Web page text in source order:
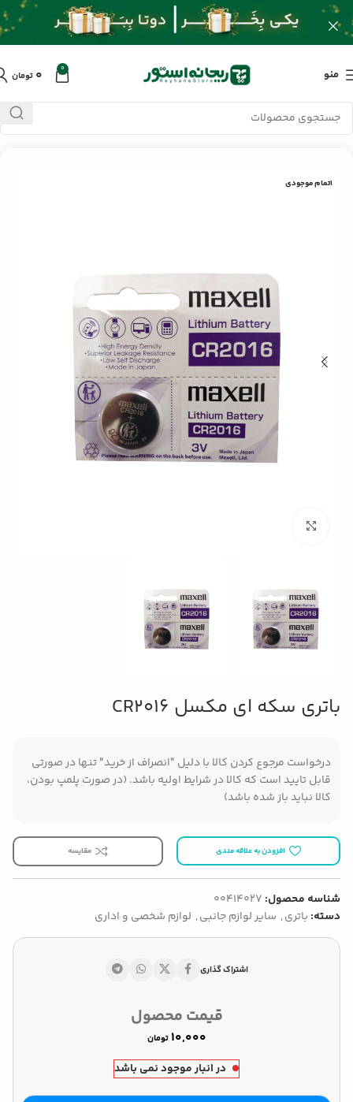
منو 0 ۰ تومان
خانه/محصولات/سایر لوازم جانبی/باتری سکه ای مکسل CR2016
اتمام موجودی
باتری سکه ای مکسل CR2016
درخواست مرجوع کردن کالا با دلیل "انصراف از خرید" تنها در صورتی
قابل تایید است که کالا در شرایط اولیه باشد. (در صورت پلمپ بودن،
کالا نباید باز شده باشد)
افزودن به علاقه مندی مقایسه
شناسه محصول: 00414027
دسته: باتری, سایر لوازم جانبی, لوازم شخصی و اداری
اشتراک گذاری
قیمت محصول
تومان
در انبار موجود نمی باشد